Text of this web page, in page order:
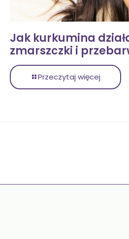
Jak kurkumina
zmarszczki i
Przeczytaj więcej